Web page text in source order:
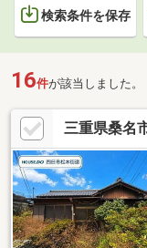
検索条件を保存
16件が該当しました。
三重県桑名